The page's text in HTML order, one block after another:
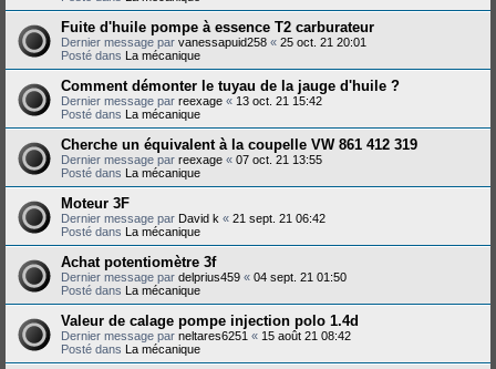
Fuite d'huile pompe à essence T2 carburateur
Dernier message par vanessapuid258 « 25 oct. 21 20:01
Posté dans La mécanique
Comment démonter le tuyau de la jauge d'huile ?
Dernier message par reexage « 13 oct. 21 15:42
Posté dans La mécanique
Cherche un équivalent à la coupelle VW 861 412 319
Dernier message par reexage « 07 oct. 21 13:55
Posté dans La mécanique
Moteur 3F
Dernier message par David k « 21 sept. 21 06:42
Posté dans La mécanique
Achat potentiomètre 3f
Dernier message par delprius459 « 04 sept. 21 01:50
Posté dans La mécanique
Valeur de calage pompe injection polo 1.4d
Dernier message par neltares6251 « 15 août 21 08:42
Posté dans La mécanique